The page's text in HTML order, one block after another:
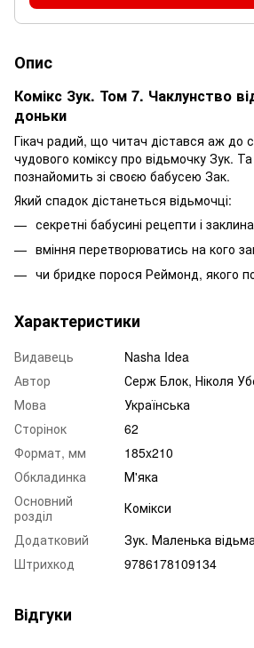
Опис
Комікс Зук. Том 7. Чаклунство
доньки
Гікач радий, що читач дістався аж до
чудового коміксу про відьмочку Зук.
познайомить зі своєю бабусею Зак.
Який спадок дістанеться відьмочці:
секретні бабусині рецепти і
вміння перетворюватись на кого
чи бридке порося Реймонд, якого
Характеристики
Видавець
Nasha Idea
Автор
Серж Блок, Ніколя
Мова
Українська
Сторінок
62
Формат, мм
185x210
Обкладинка
М'яка
Основний
розділ
Комікси
Додатковий
Зук. Маленька
Штрихкод
9786178109134
Відгуки